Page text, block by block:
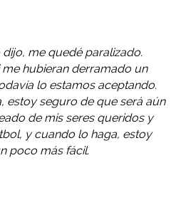
me quedé paralizado.
hubieran derramado un
lo estamos aceptando.
estoy seguro de que será aún
de mis seres queridos y
y cuando lo haga, estoy
poco más fácil.